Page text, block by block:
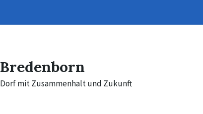
Bredenborn
Dorf mit Zusammenhalt und Zukunft